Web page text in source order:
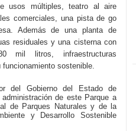
usos múltiples, teatro al aire
comerciales, una pista de go
Además de una planta de
residuales y una cisterna con
mil litros, infraestructuras
sostenible.
del Gobierno del Estado de
de este Parque a
de Parques Naturales y de la
y Desarrollo Sostenible